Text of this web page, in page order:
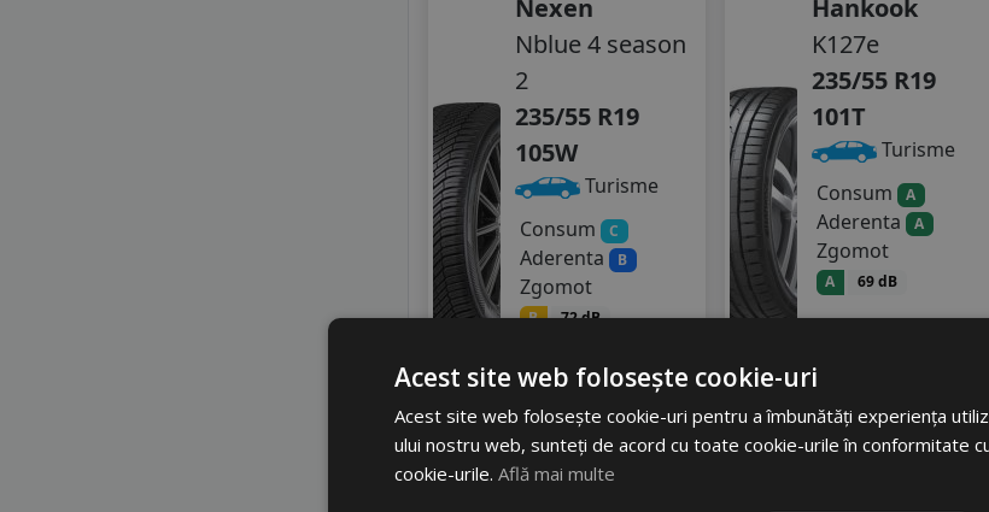
Nexen
Nblue 4 season
2
235/55 R19
105W
Turisme
Consum
C
Aderenta B
Zgomot
B 72 dB
662RON
807 RON
Discount17%
Ultimele 2 bucati!
Hankook
K127e
235/55 R19
101T
Turisme
Consum
A
Aderenta A
Zgomot
A 69 dB
550RON
687 RON
Discount %
Acest site web folosește cookie-uri
Acest site web folosește cookie-uri pentru a îmbunătăți experiența
ului nostru web, sunteți de acord cu toate cookie-urile în conformitate
cookie-urile. Află mai multe